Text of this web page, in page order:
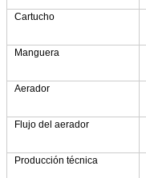
Cartucho
Manguera
Aerador
Flujo del aerador
Producción técnica